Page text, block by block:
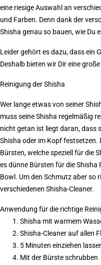
eine riesige Auswahl an
und Farben. Denn dank der
Shisha genau so bauen, wie Du
Leider gehört es dazu, dass ein
Deshalb bieten wir Dir eine
Reinigung der Shisha
Wer lange etwas von seiner
muss seine Shisha regelmäßig
nicht getan ist liegt daran, dass
Shisha oder im Kopf festsetzen.
Bürsten, welche speziell für die
es dünne Bürsten für die
Bowl. Um den Schmutz aber so
verschiedenen Shisha-Cleaner.
Anwendung für die richtige
Shisha mit warmem
Shisha-Cleaner auf allen
5 Minuten einziehen
Mit der Bürste schrubben